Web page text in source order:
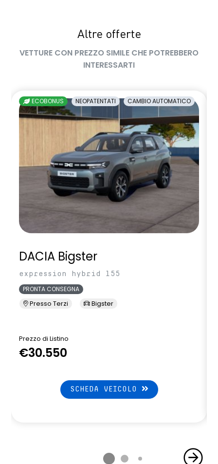
sedili posteriori ripiegabili 1/3 - 2/3
sellerie in tessuto nero melange e tessuto nero titanio con
sistema di controllo della pressione pneumatici indiretto
sistema di frenata d'emergenza attiva
sistema multimediale openR link 10.4" con Google integrato
volante in pelle
Altre offerte
VETTURE CON PREZZO SIMILE CHE POTREBBERO
INTERESSARTI
ECOBONUS NEOPATENTATI CAMBIO AUTOMATICO
DACIA Bigster
expression hybrid 155
PRONTA CONSEGNA
Presso Terzi Bigster
Prezzo di Listino
€30.550
SCHEDA VEICOLO